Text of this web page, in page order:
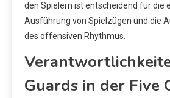
den Spielern ist entscheidend für die
Ausführung von Spielzügen und die
des offensiven Rhythmus.
Guards in der Five